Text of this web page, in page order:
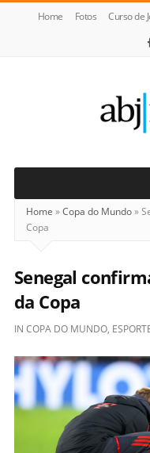
Home Fotos Curso de
Notícias
Home »Copa do Mundo»
Copa
Senegal
da Copa
IN COPA DO MUNDO,